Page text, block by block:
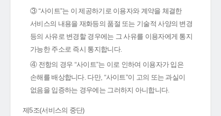
③ “사이트”는 이 제공하기로 이용자와 계약을 체결한
서비스의 내용을 재화등의 품절 또는 기술적 사양의 변경
등의 사유로 변경할 경우에는 그 사유를 이용자에게 통지
가능한 주소로 즉시 통지합니다.
④ 전항의 경우 “사이트”는 이로 인하여 이용자가 입은
손해를 배상합니다. 다만, “사이트”이 고의 또는 과실이
없음을 입증하는 경우에는 그러하지 아니합니다.
제5조(서비스의 중단)